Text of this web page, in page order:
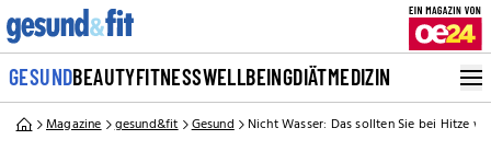
GESUNDBEAUTYFITNESSWELLBEINGDIÄTMEDIZIN
Magazine gesund&fit Gesund Nicht Wasser: Das sollten Sie bei Hitze